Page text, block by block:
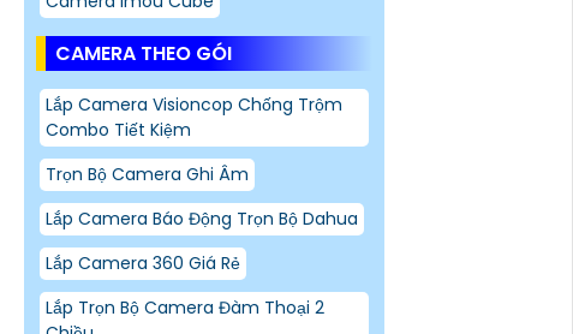
CAMERA THEO GÓI
Lắp Camera Visioncop Chống Trộm
Combo Tiết Kiệm
Trọn Bộ Camera Ghi Âm
Lắp Camera Báo Động Trọn Bộ Dahua
Lắp Camera 360 Giá Rẻ
Lắp Trọn Bộ Camera Đàm Thoại 2